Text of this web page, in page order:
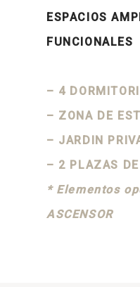
ESPACIOS
FUNCIONALES
– 4
– ZONA DE
– JARDIN
– 2 PLAZAS
* Elementos
ASCENSOR